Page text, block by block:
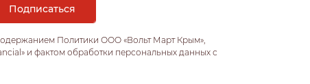
Политики ООО «Вольт Март Крым»,
и фактом обработки персональных данных с